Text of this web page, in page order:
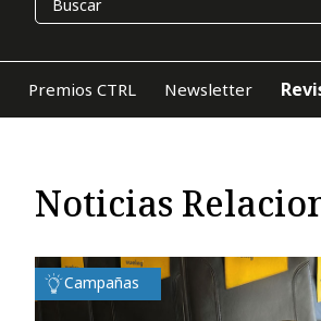
Premios CTRL Newsletter
Noticias
Campañas